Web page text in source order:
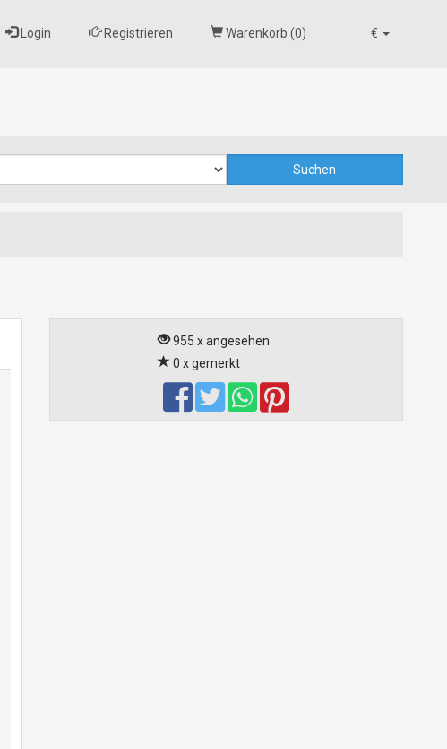
€
Login Registrieren Warenkorb (0)
955 x angesehen
0 x gemerkt